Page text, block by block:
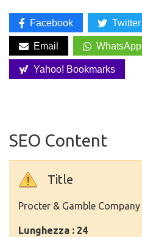
Facebook Twitter
Email WhatsApp
Yahoo! Bookmarks
SEO Content
Title
Procter & Gamble Company
Lunghezza : 24